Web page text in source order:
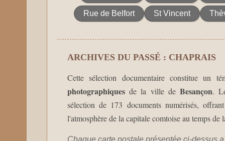
Rue de Belfort St Vincent
ARCHIVES DU PASSÉ : CHAPRAIS
Cette sélection documentaire constitue un
photographiques de la ville deBesançon.
sélection de 173 documents numérisés,
l'atmosphère de la capitale comtoise au temps de